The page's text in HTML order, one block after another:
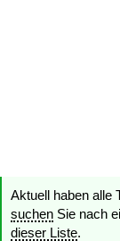
Aktuell haben alle
suchen Sie nach
dieser Liste.